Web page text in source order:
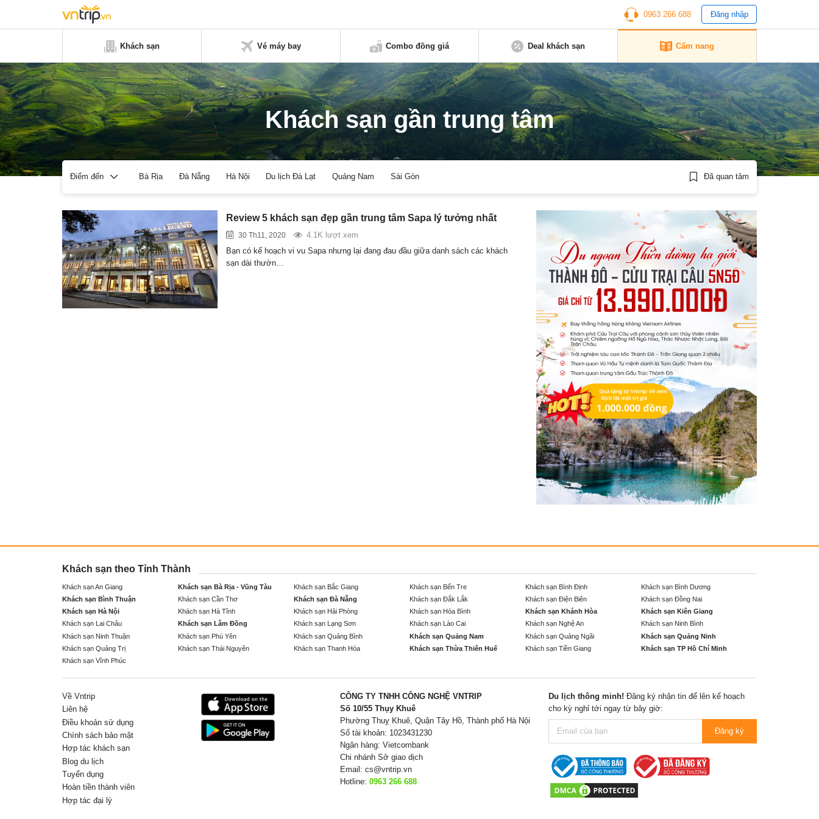
0963 266 688 Đăng nhập
Khách sạn Vé máy bay Combo đồng giá Deal khách sạn Cẩm nang
Khách sạn gần trung tâm
Điểm đến Bà Rịa Đà Nẵng Hà Nội Du lịch Đà Lạt Quảng Nam Sài Gòn Đã quan tâm
Review 5 khách sạn đẹp gần trung tâm Sapa lý tưởng nhất
30 Th11, 2020
4.1K lượt xem
Bạn có kế hoạch vi vu Sapa nhưng lại đang đau đầu giữa danh sách các khách
sạn dài thườn…
Khách sạn theo Tỉnh Thành
Khách sạn An Giang Khách sạn Bà Rịa - Vũng Tàu Khách sạn Bắc Giang Khách sạn Bến Tre Khách sạn Bình Định
Khách sạn Bình Dương
Khách sạn Bình Thuận
Khách sạn Cần Thơ Khách sạn Đà Nẵng Khách sạn Đắk Lắk Khách sạn Điện Biên
Khách sạn Đồng Nai
Khách sạn Hà Nội
Khách sạn Hà Tĩnh Khách sạn Hải Phòng Khách sạn Hòa Bình Khách sạn Khánh Hòa
Khách sạn Kiên Giang
Khách sạn Lai Châu
Khách sạn Lâm Đồng Khách sạn Lạng Sơn Khách sạn Lào Cai Khách sạn Nghệ An
Khách sạn Ninh Bình
Khách sạn Ninh Thuận
Khách sạn Phú Yên Khách sạn Quảng Bình Khách sạn Quảng Nam Khách sạn Quảng Ngãi
Khách sạn Quảng Ninh
Khách sạn Quảng Trị
Khách sạn Thái Nguyên Khách sạn Thanh Hóa Khách sạn Thừa Thiên Huế Khách sạn Tiền Giang
Khách sạn TP Hồ Chí Minh
Khách sạn Vĩnh Phúc
Về Vntrip
Liên hệ
Điều khoản sử dụng
Chính sách bảo mật
Hợp tác khách sạn
Blog du lịch
Tuyển dụng
Hoàn tiền thành viên
Hợp tác đại lý
CÔNG TY TNHH CÔNG NGHỆ VNTRIP
Số 10/55 Thụy Khuê
Phường Thuỵ Khuê, Quận Tây Hồ, Thành phố Hà Nội
Số tài khoản: 1023431230
Ngân hàng: Vietcombank
Chi nhánh Sở giao dịch
Email: cs@vntrip.vn
Hotline: 0963 266 688
Du lịch thông minh! Đăng ký nhận tin để lên kế hoạch
cho kỳ nghỉ tới ngay từ bây giờ:
Đăng ký